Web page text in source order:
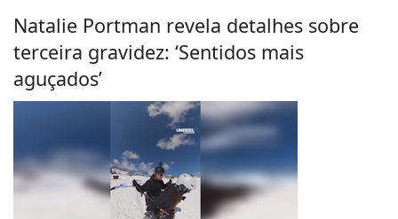
Natalie Portman revela detalhes sobre
terceira gravidez: ‘Sentidos mais
aguçados’